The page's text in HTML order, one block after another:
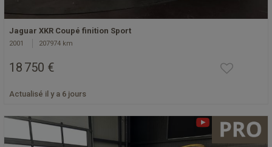
Jaguar XKR Coupé finition Sport
2001 207974 km
18 750 €
Actualisé il y a 6 jours